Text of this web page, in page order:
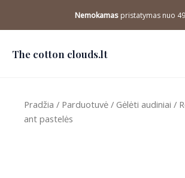
Nemokamas pristatymas nuo
The cotton clouds.lt
Pradžia / Parduotuvė / Gėlėti audiniai /
ant pastelės